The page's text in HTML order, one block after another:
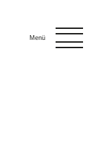
Menü